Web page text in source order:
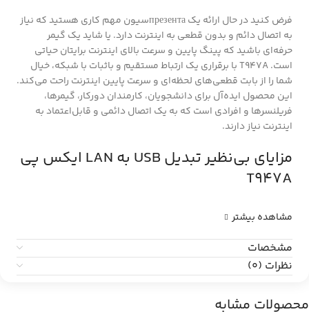
فرض کنید در حال ارائه یک презентаسیون مهم کاری هستید که نیاز
به اتصال دائم و بدون قطعی به اینترنت دارد. یا شاید یک گیمر
حرفه‌ای باشید که پینگ پایین و سرعت بالای اینترنت برایتان حیاتی
است. T947A با برقراری یک ارتباط مستقیم و باثبات با شبکه، خیال
شما را از بابت قطعی‌های لحظه‌ای و سرعت پایین اینترنت راحت می‌کند.
این محصول ایده‌آل برای دانشجویان، کارمندان دورکار، گیمرها،
فریلنسرها و افرادی است که به یک اتصال دائمی و قابل‌اعتماد به
اینترنت نیاز دارند.
مزایای بی‌نظیر تبدیل USB به LAN ایکس پی
T947A
مشاهده بیشتر
مشخصات
نظرات (0)
محصولات مشابه